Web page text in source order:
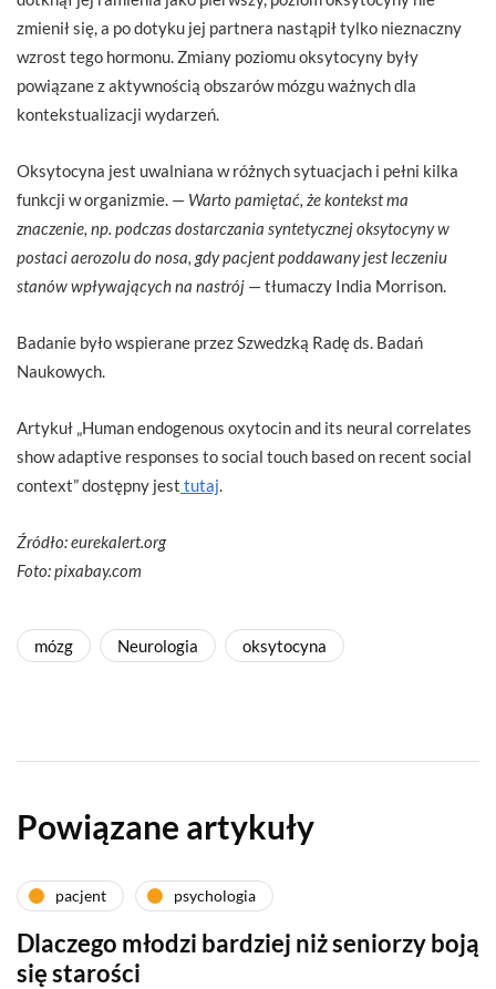
zmienił się, a po dotyku jej partnera nastąpił tylko nieznaczny
wzrost tego hormonu. Zmiany poziomu oksytocyny były
powiązane z aktywnością obszarów mózgu ważnych dla
kontekstualizacji wydarzeń.
Oksytocyna jest uwalniana w różnych sytuacjach i pełni kilka
funkcji w organizmie. — Warto pamiętać, że kontekst ma
znaczenie, np. podczas dostarczania syntetycznej oksytocyny w
postaci aerozolu do nosa, gdy pacjent poddawany jest leczeniu
stanów wpływających na nastrój — tłumaczy India Morrison.
Badanie było wspierane przez Szwedzką Radę ds. Badań
Naukowych.
Artykuł „Human endogenous oxytocin and its neural correlates
show adaptive responses to social touch based on recent social
context” dostępny jest tutaj
Źródło: eurekalert.org
Foto: pixabay.com
mózg Neurologia oksytocyna
Powiązane artykuły
pacjent psychologia
Dlaczego młodzi bardziej niż seniorzy boją
się starości